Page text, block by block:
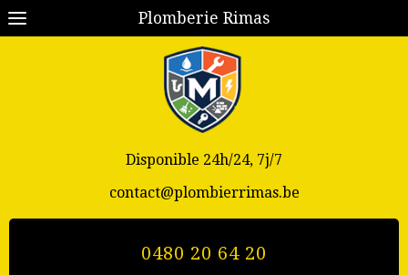
Plomberie Rimas
Disponible 24h/24, 7j/7
contact@plombierrimas.be
0480 20 64 20